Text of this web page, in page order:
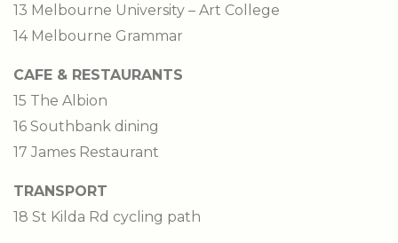
13 Melbourne University – Art College
14 Melbourne Grammar
CAFE & RESTAURANTS
15 The Albion
16 Southbank dining
17 James Restaurant
TRANSPORT
18 St Kilda Rd cycling path